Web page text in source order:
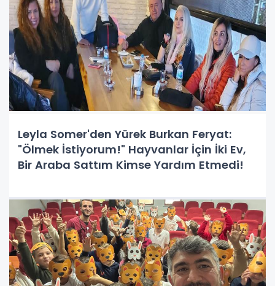
Leyla Somer'den Yürek Burkan Feryat:
"Ölmek İstiyorum!" Hayvanlar İçin İki Ev,
Bir Araba Sattım Kimse Yardım Etmedi!